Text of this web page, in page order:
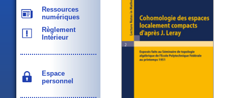
Ressources
numériques
Règlement
Intérieur
Espace
personnel